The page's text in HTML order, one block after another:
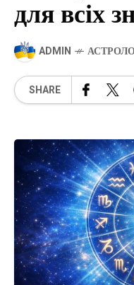
для всіх
ADMIN
SHARE